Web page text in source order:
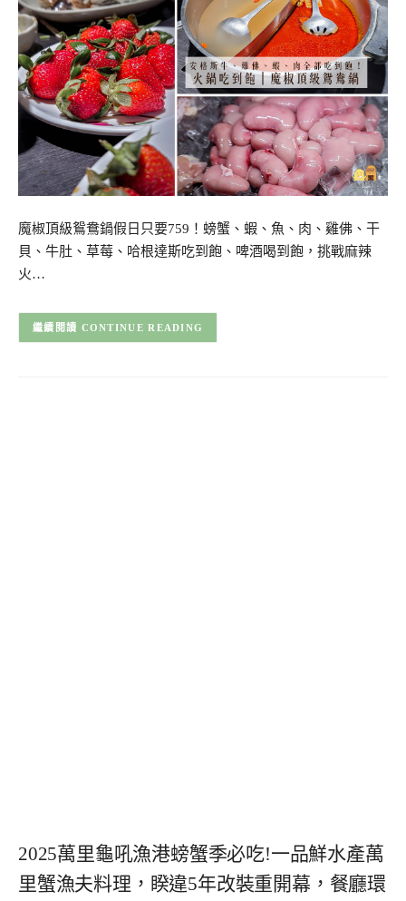
魔椒頂級鴛鴦鍋假日只要759！螃蟹、蝦、魚、肉、雞佛、干
貝、牛肚、草莓、哈根達斯吃到飽、啤酒喝到飽，挑戰麻辣
火…
CONTINUE READING
2025萬里龜吼漁港螃蟹季必吃!一品鮮水產萬
里蟹漁夫料理，睽違5年改裝重開幕，餐廳環